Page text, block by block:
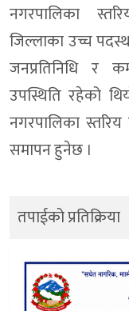
नगरपालिका
जिल्लाका उच्च
जनप्रतिनिधि र
उपस्थिति रहेको
नगरपालिका स्तरिय
समापन हुनेछ ।
तपाईको प्रतिक्रिया